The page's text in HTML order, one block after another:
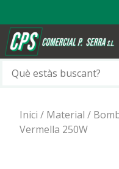
Inici / Material /
Vermella 250W